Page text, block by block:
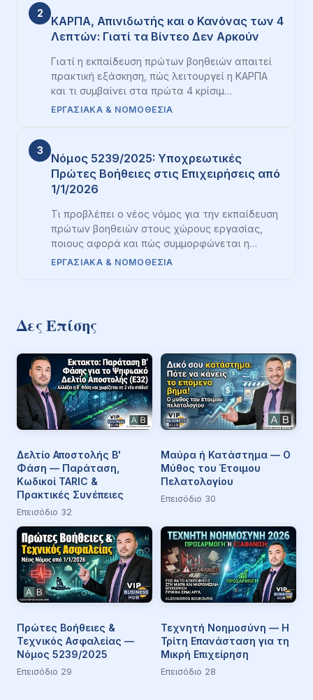
2
ΚΑΡΠΑ, Απινιδωτής και ο Κανόνας των 4
Λεπτών: Γιατί τα Βίντεο Δεν Αρκούν
Γιατί η εκπαίδευση πρώτων βοηθειών απαιτεί
πρακτική εξάσκηση, πώς λειτουργεί η ΚΑΡΠΑ
και τι συμβαίνει στα πρώτα 4 κρίσιμ…
ΕΡΓΑΣΙΑΚΆ & ΝΟΜΟΘΕΣΊΑ
3
Νόμος 5239/2025: Υποχρεωτικές
Πρώτες Βοήθειες στις Επιχειρήσεις από
1/1/2026
Τι προβλέπει ο νέος νόμος για την εκπαίδευση
πρώτων βοηθειών στους χώρους εργασίας,
ποιους αφορά και πώς συμμορφώνεται η…
ΕΡΓΑΣΙΑΚΆ & ΝΟΜΟΘΕΣΊΑ
Δες Επίσης
Δελτίο Αποστολής Β'
Φάση — Παράταση,
Κωδικοί TARIC &
Πρακτικές Συνέπειες
Επεισόδιο 32
Μαύρα ή Κατάστημα — Ο
Μύθος του Έτοιμου
Πελατολογίου
Επεισόδιο 30
Πρώτες Βοήθειες &
Τεχνικός Ασφαλείας —
Νόμος 5239/2025
Επεισόδιο 29
Τεχνητή Νοημοσύνη — Η
Τρίτη Επανάσταση για τη
Μικρή Επιχείρηση
Επεισόδιο 28